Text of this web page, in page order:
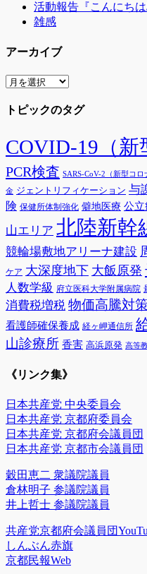
活動報告『こんにちは
雑感
アーカイブ
ア
カ
ブ
トピックのタグ
COVID-19（新
PCR検査 SARS-CoV-2（新型コロ
金 ジェントリフィケーション 与
険 保健所体制強化 僻地医療 公立
山エリア 北陸新幹
競輪場敷地アリーナ建設
ケア 大深度地下 大飯原発
人数学級 府立医科大学附属病院
消費税増税 物価高騰対
看護師確保養成 経ヶ岬通信所
山診療所 香害 高浜原発 高等
《リンク集》
日本共産党 中央委員会
日本共産党 京都府委員会
日本共産党 京都府会議員団
日本共産党 京都市会議員団
穀田恵二 衆議院議員
倉林明子 参議院議員
井上哲士 参議院議員
共産党京都府会議員団
しんぶん赤旗
京都民報Web